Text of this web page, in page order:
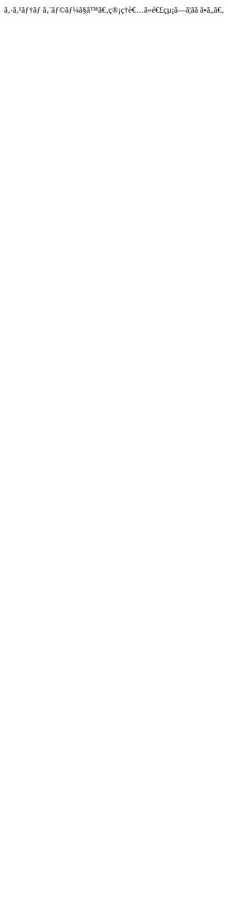
ã‚·ã‚¹ãƒ†ãƒ ã‚¨ãƒ©ãƒ¼ã§ã™ã€‚ç®¡ç†è€…ã«é€£çµ¡ã—ã¦ãã ã•ã„ã€‚